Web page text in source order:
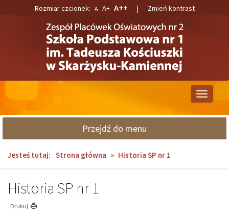
Rozmiar czcionek: A A+ A++ | Zmień kontrast
Przełącz
Przejdź do menu
Jesteś tutaj: Strona główna » Historia SP nr 1
Historia SP nr 1
Drukuj